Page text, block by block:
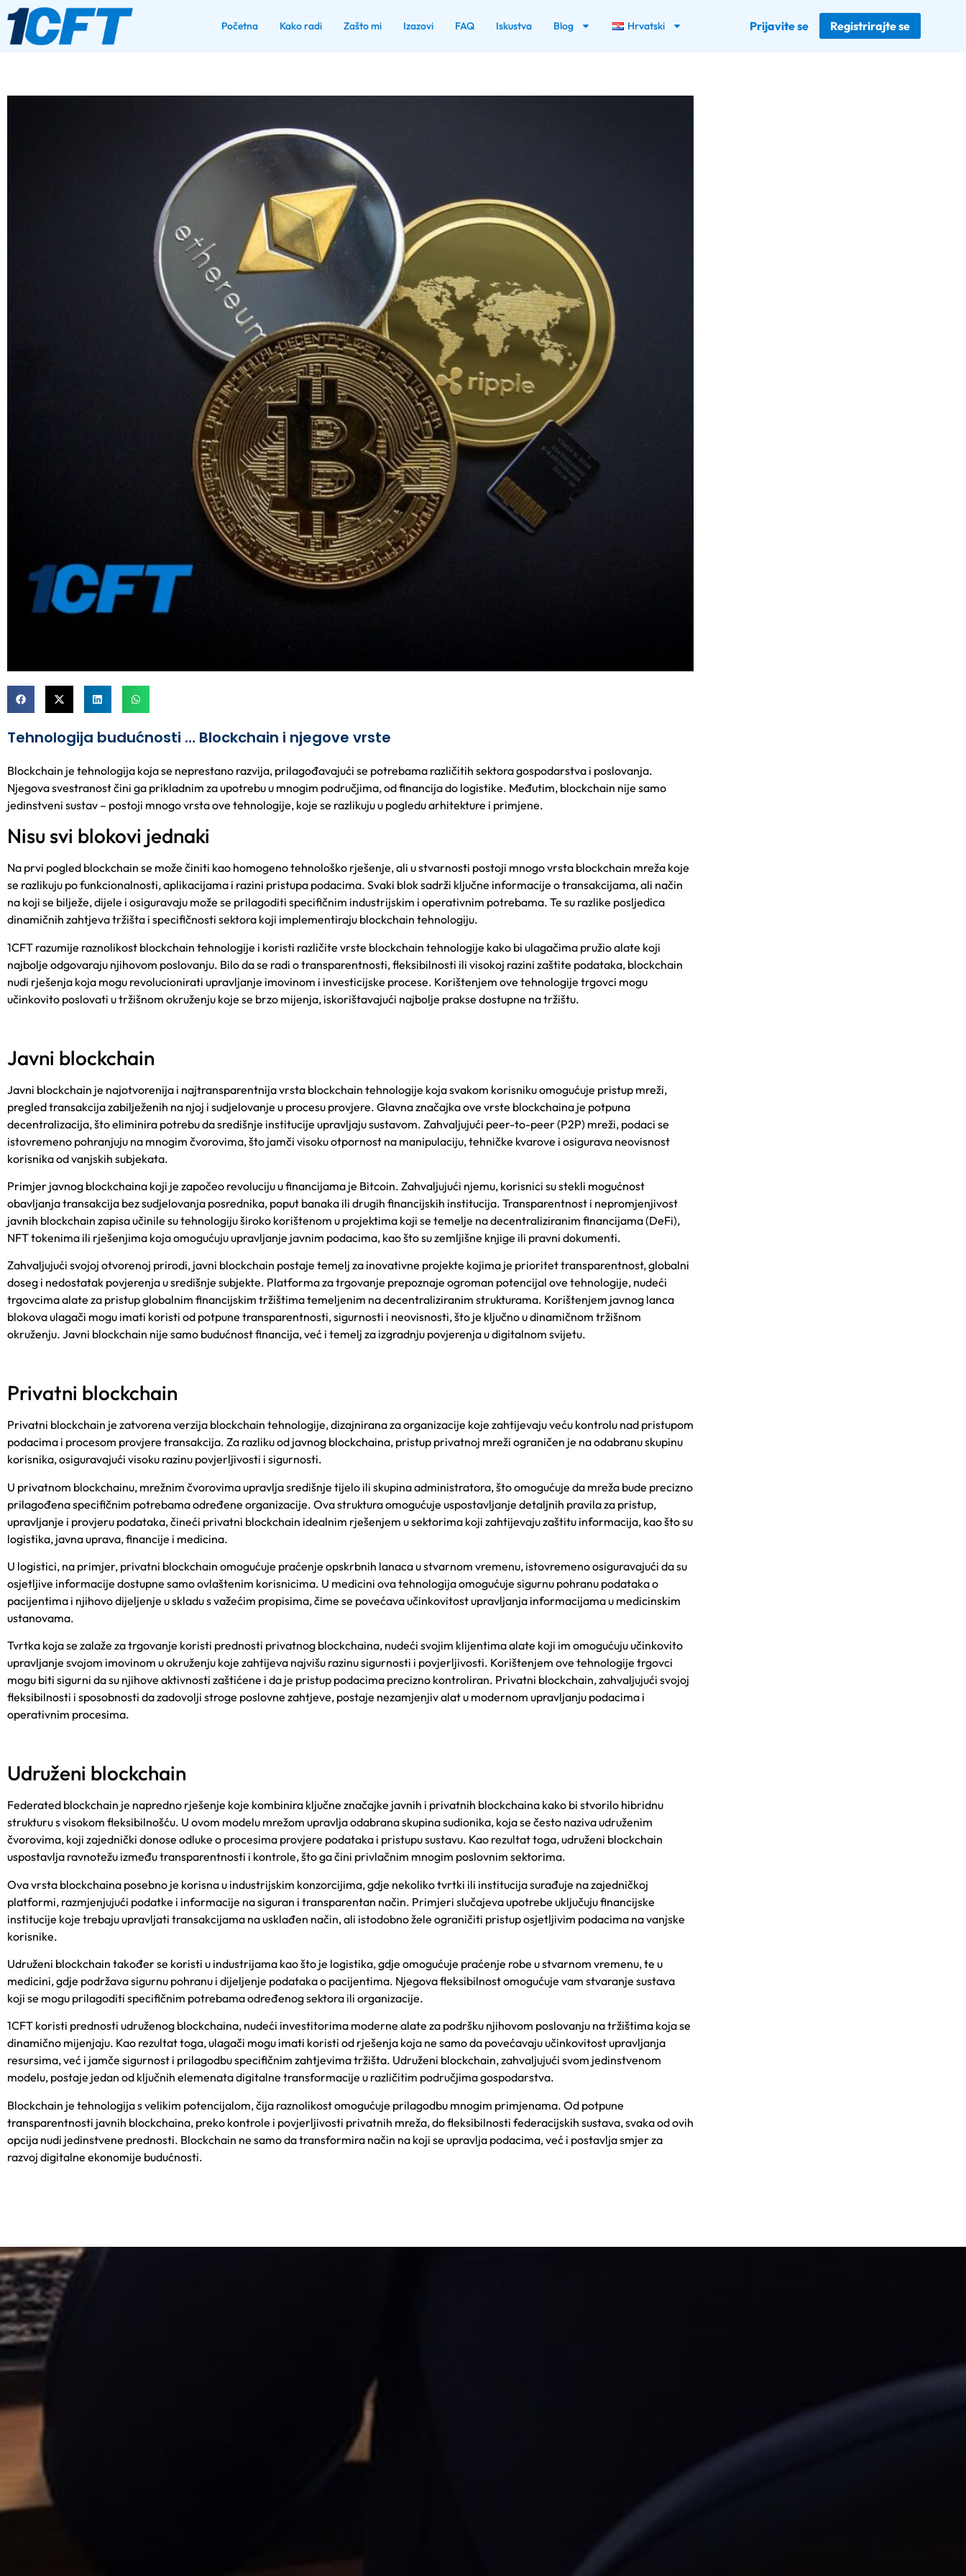
Početna Kako radi Zašto mi Izazovi FAQ Iskustva Blog Hrvatski Prijavite se Registrirajte se
Tehnologija budućnosti … Blockchain i njegove vrste
Blockchain je tehnologija koja se neprestano razvija, prilagođavajući se potrebama različitih sektora gospodarstva i poslovanja.
Njegova svestranost čini ga prikladnim za upotrebu u mnogim područjima, od financija do logistike. Međutim, blockchain nije samo
jedinstveni sustav – postoji mnogo vrsta ove tehnologije, koje se razlikuju u pogledu arhitekture i primjene.
Nisu svi blokovi jednaki
Na prvi pogled blockchain se može činiti kao homogeno tehnološko rješenje, ali u stvarnosti postoji mnogo vrsta blockchain mreža koje
se razlikuju po funkcionalnosti, aplikacijama i razini pristupa podacima. Svaki blok sadrži ključne informacije o transakcijama, ali način
na koji se bilježe, dijele i osiguravaju može se prilagoditi specifičnim industrijskim i operativnim potrebama. Te su razlike posljedica
dinamičnih zahtjeva tržišta i specifičnosti sektora koji implementiraju blockchain tehnologiju.
1CFT razumije raznolikost blockchain tehnologije i koristi različite vrste blockchain tehnologije kako bi ulagačima pružio alate koji
najbolje odgovaraju njihovom poslovanju. Bilo da se radi o transparentnosti, fleksibilnosti ili visokoj razini zaštite podataka, blockchain
nudi rješenja koja mogu revolucionirati upravljanje imovinom i investicijske procese. Korištenjem ove tehnologije trgovci mogu
učinkovito poslovati u tržišnom okruženju koje se brzo mijenja, iskorištavajući najbolje prakse dostupne na tržištu.
Javni blockchain
Javni blockchain je najotvorenija i najtransparentnija vrsta blockchain tehnologije koja svakom korisniku omogućuje pristup mreži,
pregled transakcija zabilježenih na njoj i sudjelovanje u procesu provjere. Glavna značajka ove vrste blockchaina je potpuna
decentralizacija, što eliminira potrebu da središnje institucije upravljaju sustavom. Zahvaljujući peer-to-peer (P2P) mreži, podaci se
istovremeno pohranjuju na mnogim čvorovima, što jamči visoku otpornost na manipulaciju, tehničke kvarove i osigurava neovisnost
korisnika od vanjskih subjekata.
Primjer javnog blockchaina koji je započeo revoluciju u financijama je Bitcoin. Zahvaljujući njemu, korisnici su stekli mogućnost
obavljanja transakcija bez sudjelovanja posrednika, poput banaka ili drugih financijskih institucija. Transparentnost i nepromjenjivost
javnih blockchain zapisa učinile su tehnologiju široko korištenom u projektima koji se temelje na decentraliziranim financijama (DeFi),
NFT tokenima ili rješenjima koja omogućuju upravljanje javnim podacima, kao što su zemljišne knjige ili pravni dokumenti.
Zahvaljujući svojoj otvorenoj prirodi, javni blockchain postaje temelj za inovativne projekte kojima je prioritet transparentnost, globalni
doseg i nedostatak povjerenja u središnje subjekte. Platforma za trgovanje prepoznaje ogroman potencijal ove tehnologije, nudeći
trgovcima alate za pristup globalnim financijskim tržištima temeljenim na decentraliziranim strukturama. Korištenjem javnog lanca
blokova ulagači mogu imati koristi od potpune transparentnosti, sigurnosti i neovisnosti, što je ključno u dinamičnom tržišnom
okruženju. Javni blockchain nije samo budućnost financija, već i temelj za izgradnju povjerenja u digitalnom svijetu.
Privatni blockchain
Privatni blockchain je zatvorena verzija blockchain tehnologije, dizajnirana za organizacije koje zahtijevaju veću kontrolu nad pristupom
podacima i procesom provjere transakcija. Za razliku od javnog blockchaina, pristup privatnoj mreži ograničen je na odabranu skupinu
korisnika, osiguravajući visoku razinu povjerljivosti i sigurnosti.
U privatnom blockchainu, mrežnim čvorovima upravlja središnje tijelo ili skupina administratora, što omogućuje da mreža bude precizno
prilagođena specifičnim potrebama određene organizacije. Ova struktura omogućuje uspostavljanje detaljnih pravila za pristup,
upravljanje i provjeru podataka, čineći privatni blockchain idealnim rješenjem u sektorima koji zahtijevaju zaštitu informacija, kao što su
logistika, javna uprava, financije i medicina.
U logistici, na primjer, privatni blockchain omogućuje praćenje opskrbnih lanaca u stvarnom vremenu, istovremeno osiguravajući da su
osjetljive informacije dostupne samo ovlaštenim korisnicima. U medicini ova tehnologija omogućuje sigurnu pohranu podataka o
pacijentima i njihovo dijeljenje u skladu s važećim propisima, čime se povećava učinkovitost upravljanja informacijama u medicinskim
ustanovama.
Tvrtka koja se zalaže za trgovanje koristi prednosti privatnog blockchaina, nudeći svojim klijentima alate koji im omogućuju učinkovito
upravljanje svojom imovinom u okruženju koje zahtijeva najvišu razinu sigurnosti i povjerljivosti. Korištenjem ove tehnologije trgovci
mogu biti sigurni da su njihove aktivnosti zaštićene i da je pristup podacima precizno kontroliran. Privatni blockchain, zahvaljujući svojoj
fleksibilnosti i sposobnosti da zadovolji stroge poslovne zahtjeve, postaje nezamjenjiv alat u modernom upravljanju podacima i
operativnim procesima.
Udruženi blockchain
Federated blockchain je napredno rješenje koje kombinira ključne značajke javnih i privatnih blockchaina kako bi stvorilo hibridnu
strukturu s visokom fleksibilnošću. U ovom modelu mrežom upravlja odabrana skupina sudionika, koja se često naziva udruženim
čvorovima, koji zajednički donose odluke o procesima provjere podataka i pristupu sustavu. Kao rezultat toga, udruženi blockchain
uspostavlja ravnotežu između transparentnosti i kontrole, što ga čini privlačnim mnogim poslovnim sektorima.
Ova vrsta blockchaina posebno je korisna u industrijskim konzorcijima, gdje nekoliko tvrtki ili institucija surađuje na zajedničkoj
platformi, razmjenjujući podatke i informacije na siguran i transparentan način. Primjeri slučajeva upotrebe uključuju financijske
institucije koje trebaju upravljati transakcijama na usklađen način, ali istodobno žele ograničiti pristup osjetljivim podacima na vanjske
korisnike.
Udruženi blockchain također se koristi u industrijama kao što je logistika, gdje omogućuje praćenje robe u stvarnom vremenu, te u
medicini, gdje podržava sigurnu pohranu i dijeljenje podataka o pacijentima. Njegova fleksibilnost omogućuje vam stvaranje sustava
koji se mogu prilagoditi specifičnim potrebama određenog sektora ili organizacije.
1CFT koristi prednosti udruženog blockchaina, nudeći investitorima moderne alate za podršku njihovom poslovanju na tržištima koja se
dinamično mijenjaju. Kao rezultat toga, ulagači mogu imati koristi od rješenja koja ne samo da povećavaju učinkovitost upravljanja
resursima, već i jamče sigurnost i prilagodbu specifičnim zahtjevima tržišta. Udruženi blockchain, zahvaljujući svom jedinstvenom
modelu, postaje jedan od ključnih elemenata digitalne transformacije u različitim područjima gospodarstva.
Blockchain je tehnologija s velikim potencijalom, čija raznolikost omogućuje prilagodbu mnogim primjenama. Od potpune
transparentnosti javnih blockchaina, preko kontrole i povjerljivosti privatnih mreža, do fleksibilnosti federacijskih sustava, svaka od ovih
opcija nudi jedinstvene prednosti. Blockchain ne samo da transformira način na koji se upravlja podacima, već i postavlja smjer za
razvoj digitalne ekonomije budućnosti.